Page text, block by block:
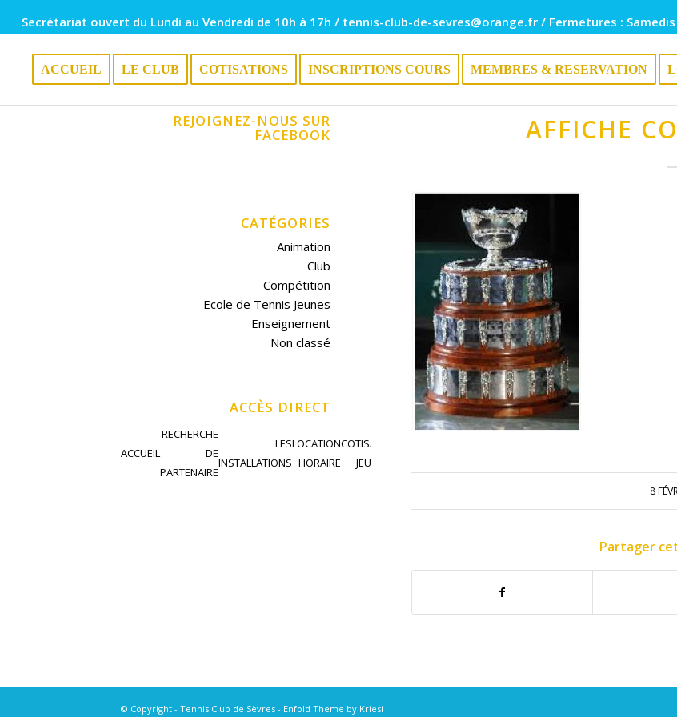
Secrétariat ouvert du Lundi au Vendredi de 10h à 17h / tennis-club-de-sevres@orange.fr / Fermetures :
ACCUEIL LE CLUB COTISATIONS INSCRIPTIONS COURS MEMBRES & RESERVATION
AFFICHE
8
Partager
REJOIGNEZ-NOUS SUR
FACEBOOK
CATÉGORIES
Animation
Club
Compétition
Ecole de Tennis Jeunes
Enseignement
Non classé
ACCÈS DIRECT
ACCUEIL
RECHERCHE
DE
PARTENAIRE
LES
INSTALLATIONS
LOCATION
HORAIRE
COTISATION
JEU LIBRE
© Copyright - Tennis Club de Sèvres - Enfold Theme by Kriesi